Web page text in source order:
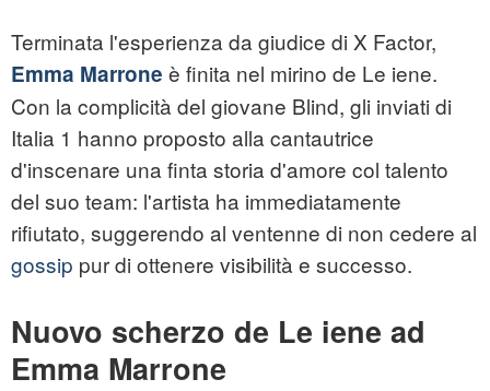
Terminata l'esperienza da giudice di X Factor,
Emma Marrone è finita nel mirino de Le iene.
Con la complicità del giovane Blind, gli inviati di
Italia 1 hanno proposto alla cantautrice
d'inscenare una finta storia d'amore col talento
del suo team: l'artista ha immediatamente
rifiutato, suggerendo al ventenne di non cedere al
gossip pur di ottenere visibilità e successo.
Nuovo scherzo de Le iene ad
Emma Marrone